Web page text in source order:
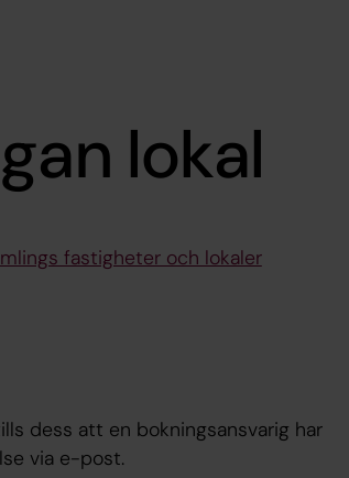
lokal
fastigheter och lokaler
dess att en bokningsansvarig har
via e-post.